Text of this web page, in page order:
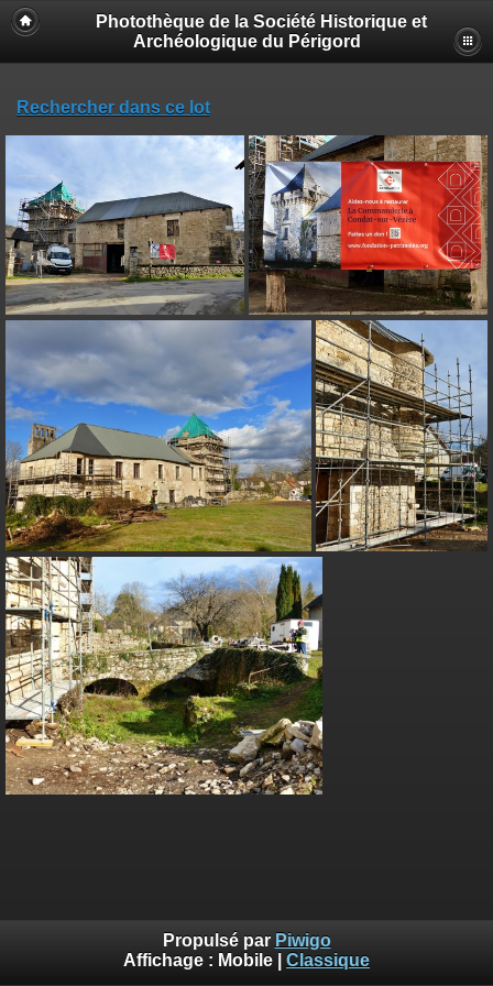
Photothèque de la Société Historique et
Archéologique du Périgord
Rechercher dans ce lot
Propulsé par Piwigo
Affichage : Mobile Classique